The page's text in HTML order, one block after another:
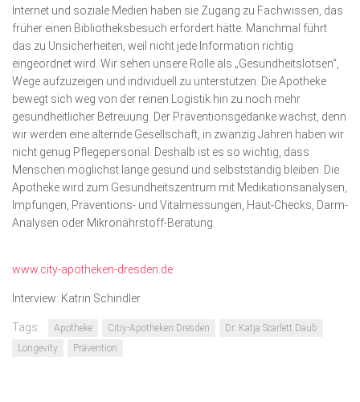
Internet und soziale Medien haben sie Zugang zu Fachwissen, das
früher einen Bibliotheksbesuch erfordert hätte. Manchmal führt
das zu Unsicherheiten, weil nicht jede Information richtig
eingeordnet wird. Wir sehen unsere Rolle als „Gesundheits­lotsen“,
Wege aufzuzeigen und individuell zu unterstützen. Die Apotheke
bewegt sich weg von der reinen Logistik hin zu noch mehr
gesundheitlicher Betreuung. Der Präventionsgedanke wächst, denn
wir werden eine alternde Gesellschaft, in zwanzig Jahren haben wir
nicht genug Pflegepersonal. Deshalb ist es so wichtig, dass
Menschen möglichst lange gesund und selbstständig bleiben. Die
Apotheke wird zum Gesundheitszentrum mit Medikationsanalysen,
Impfun­gen, Präventions- und Vital­messun­gen, Haut-Checks, Darm-
Analysen oder Mikronährstoff-Beratung.
www.city-apotheken-dresden.de
Interview: Katrin Schindler
Tags: Apotheke Citiy-Apotheken Dresden
Dr. Katja Scarlett Daub
Longevity
Prävention